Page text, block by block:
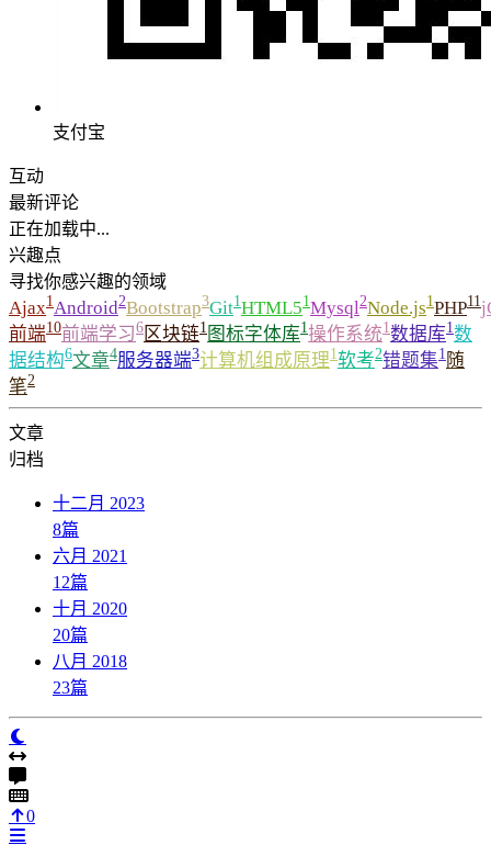
支付宝
互动
最新评论
正在加载中...
兴趣点
寻找你感兴趣的领域
Ajax1Android2Bootstrap3Git1HTML51Mysql2Node.js1PHP11
前端10前端学习6 区块链1 图标字体库1操作系统1数据库1数
据结构6文章4服务器端3计算机组成原理1软考2错题集1 随
笔2
文章
归档
十二月 2023
8篇
六月 2021
12篇
十月 2020
20篇
八月 2018
23篇
0